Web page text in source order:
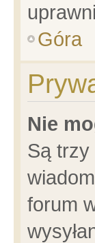
Góra
Nie
Są trzy
forum